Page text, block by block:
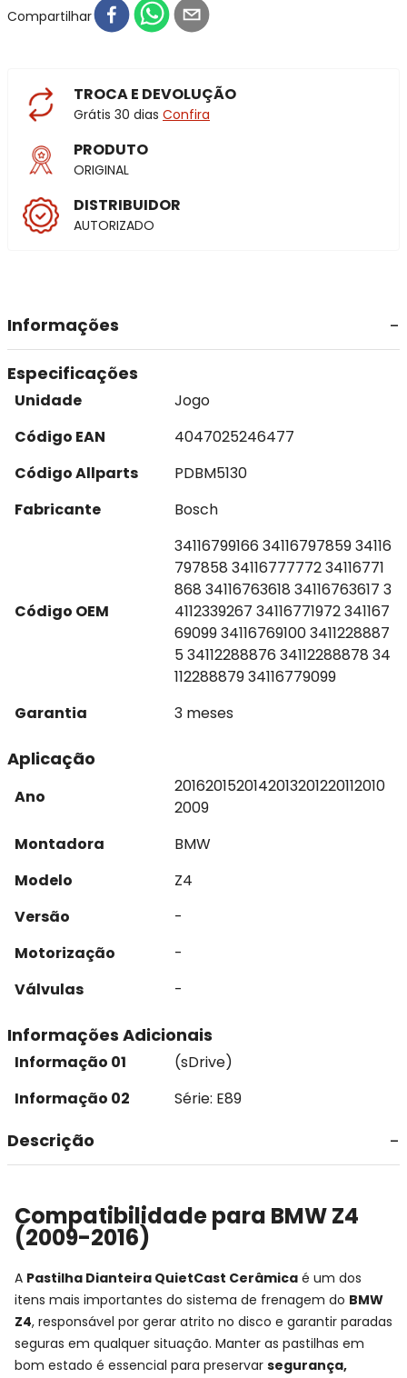
Compartilhar
TROCA E DEVOLUÇÃO
Grátis 30 dias Confira
PRODUTO
ORIGINAL
DISTRIBUIDOR
AUTORIZADO
Informações
Especificações
Unidade
Jogo
Código EAN
4047025246477
Código Allparts
PDBM5130
Fabricante
Bosch
Código OEM
34116799166 34116797859 34116
797858 34116777772 34116771
868 34116763618 34116763617 3
4112339267 34116771972 341167
69099 34116769100 3411228887
5 34112288876 34112288878 34
112288879 34116779099
Garantia
3 meses
Aplicação
Ano
2016201520142013201220112010
2009
Montadora
BMW
Modelo
Z4
Versão
-
Motorização
-
Válvulas
-
Informações Adicionais
Informação 01
(sDrive)
Informação 02
Série: E89
Descrição
Compatibilidade para BMW Z4
(2009-2016)
A Pastilha Dianteira QuietCast Cerâmica é um dos
itens mais importantes do sistema de frenagem do BMW
Z4, responsável por gerar atrito no disco e garantir paradas
seguras em qualquer situação. Manter as pastilhas em
bom estado é essencial para preservar segurança,